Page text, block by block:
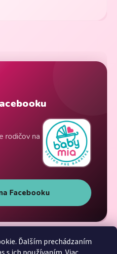
Ďalším prechádzaním
rodičov na
Facebooku